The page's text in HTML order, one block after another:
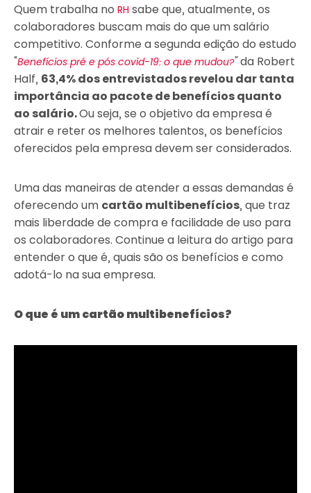
Quem trabalha no RH sabe que, atualmente, os
colaboradores buscam mais do que um salário
competitivo. Conforme a segunda edição do estudo
“Benefícios pré e pós covid-19: o que mudou?”da Robert
Half, 63,4% dos entrevistados revelou dar tanta
importância ao pacote de benefícios quanto
ao salário.Ou seja, se o objetivo da empresa é
atrair e reter os melhores talentos, os benefícios
oferecidos pela empresa devem ser considerados.
Uma das maneiras de atender a essas demandas é
oferecendo um cartão multibenefícios, que traz
mais liberdade de compra e facilidade de uso para
os colaboradores. Continue a leitura do artigo para
entender o que é, quais são os benefícios e como
adotá-lo na sua empresa.
O que é um cartão multibenefícios?